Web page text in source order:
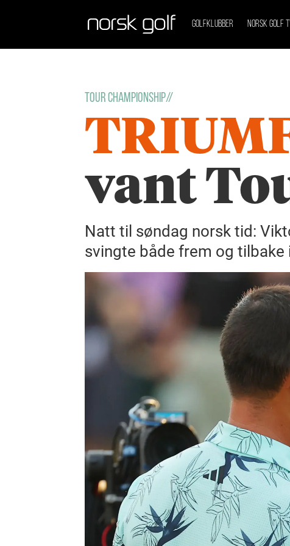
GOLFKLUBBER NORSK GOLF
Tour Championship//
vant
Natt til søndag norsk tid:
svingte både frem og tilbake